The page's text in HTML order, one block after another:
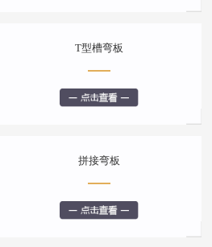
T型槽弯板
拼接弯板